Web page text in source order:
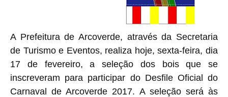
A Prefeitura de Arcoverde, através da Secretaria
de Turismo e Eventos, realiza hoje, sexta-feira, dia
17 de fevereiro, a seleção dos bois que se
inscreveram para participar do Desfile Oficial do
Carnaval de Arcoverde 2017. A seleção será às